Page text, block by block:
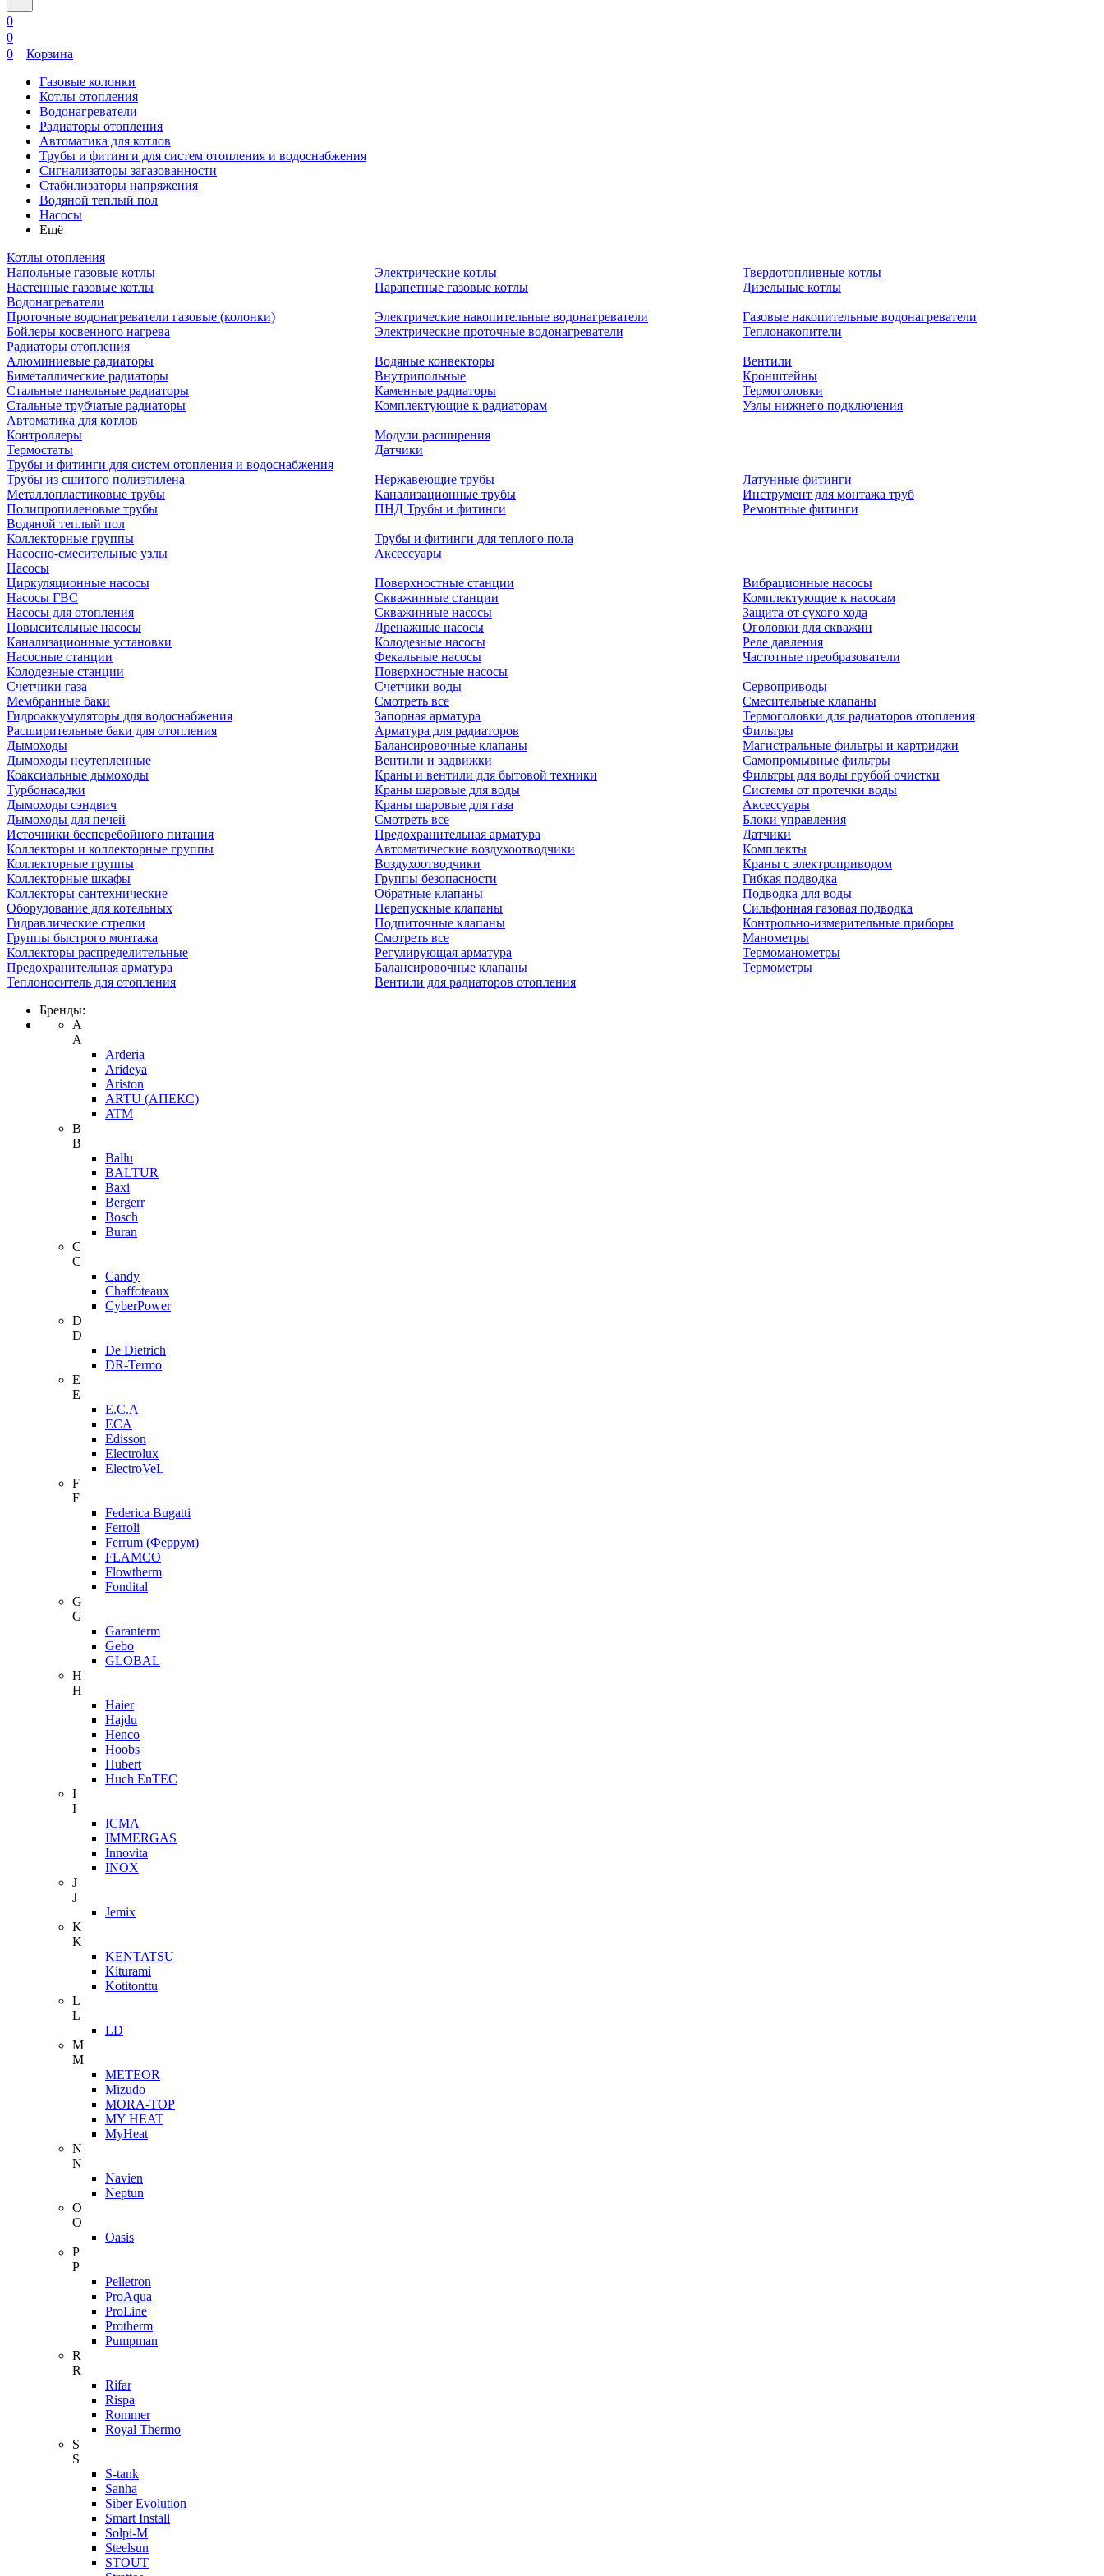
0
0
0
Корзина
Газовые колонки
Котлы отопления
Водонагреватели
Радиаторы отопления
Автоматика для котлов
Трубы и фитинги для систем отопления и водоснабжения
Сигнализаторы загазованности
Стабилизаторы напряжения
Водяной теплый пол
Насосы
Ещё
Котлы отопления
Напольные газовые котлы
Настенные газовые котлы
Электрические котлы
Парапетные газовые котлы
Твердотопливные котлы
Дизельные котлы
Водонагреватели
Проточные водонагреватели газовые (колонки)
Бойлеры косвенного нагрева
Электрические накопительные водонагреватели
Электрические проточные водонагреватели
Газовые накопительные водонагреватели
Теплонакопители
Радиаторы отопления
Алюминиевые радиаторы
Биметаллические радиаторы
Стальные панельные радиаторы
Стальные трубчатые радиаторы
Водяные конвекторы
Внутрипольные
Каменные радиаторы
Комплектующие к радиаторам
Вентили
Кронштейны
Термоголовки
Узлы нижнего подключения
Автоматика для котлов
Контроллеры
Термостаты
Модули расширения
Датчики
Трубы и фитинги для систем отопления и водоснабжения
Трубы из сшитого полиэтилена
Металлопластиковые трубы
Полипропиленовые трубы
Нержавеющие трубы
Канализационные трубы
ПНД Трубы и фитинги
Латунные фитинги
Инструмент для монтажа труб
Ремонтные фитинги
Водяной теплый пол
Коллекторные группы
Насосно-смесительные узлы
Трубы и фитинги для теплого пола
Аксессуары
Насосы
Циркуляционные насосы
Насосы ГВС
Насосы для отопления
Повысительные насосы
Канализационные установки
Насосные станции
Колодезные станции
Поверхностные станции
Скважинные станции
Скважинные насосы
Дренажные насосы
Колодезные насосы
Фекальные насосы
Поверхностные насосы
Вибрационные насосы
Комплектующие к насосам
Защита от сухого хода
Оголовки для скважин
Реле давления
Частотные преобразователи
Счетчики газа
Мембранные баки
Гидроаккумуляторы для водоснабжения
Расширительные баки для отопления
Дымоходы
Дымоходы неутепленные
Коаксиальные дымоходы
Турбонасадки
Дымоходы сэндвич
Дымоходы для печей
Источники бесперебойного питания
Коллекторы и коллекторные группы
Коллекторные группы
Коллекторные шкафы
Коллекторы сантехнические
Оборудование для котельных
Гидравлические стрелки
Группы быстрого монтажа
Коллекторы распределительные
Предохранительная арматура
Теплоноситель для отопления
Счетчики воды
Смотреть все
Запорная арматура
Арматура для радиаторов
Балансировочные клапаны
Вентили и задвижки
Краны и вентили для бытовой техники
Краны шаровые для воды
Краны шаровые для газа
Смотреть все
Предохранительная арматура
Автоматические воздухоотводчики
Воздухоотводчики
Группы безопасности
Обратные клапаны
Перепускные клапаны
Подпиточные клапаны
Смотреть все
Регулирующая арматура
Балансировочные клапаны
Вентили для радиаторов отопления
Сервоприводы
Смесительные клапаны
Термоголовки для радиаторов отопления
Фильтры
Магистральные фильтры и картриджи
Самопромывные фильтры
Фильтры для воды грубой очистки
Системы от протечки воды
Аксессуары
Блоки управления
Датчики
Комплекты
Краны с электроприводом
Гибкая подводка
Подводка для воды
Сильфонная газовая подводка
Контрольно-измерительные приборы
Манометры
Термоманометры
Термометры
Бренды:
A
A
Arderia
Arideya
Ariston
ARTU (АПЕКС)
ATM
B
B
Ballu
BALTUR
Baxi
Bergerr
Bosch
Buran
C
C
Candy
Chaffoteaux
CyberPower
D
D
De Dietrich
DR-Termo
E
E
E.C.A
ECA
Edisson
Electrolux
ElectroVeL
F
F
Federica Bugatti
Ferroli
Ferrum (Феррум)
FLAMCO
Flowtherm
Fondital
G
G
Garanterm
Gebo
GLOBAL
H
H
Haier
Hajdu
Henco
Hoobs
Hubert
Huch EnTEC
I
I
ICMA
IMMERGAS
Innovita
INOX
J
J
Jemix
K
K
KENTATSU
Kiturami
Kotitonttu
L
L
LD
M
M
METEOR
Mizudo
MORA-TOP
MY HEAT
MyHeat
N
N
Navien
Neptun
O
O
Oasis
P
P
Pelletron
ProAqua
ProLine
Protherm
Pumpman
R
R
Rifar
Rispa
Rommer
Royal Thermo
S
S
S-tank
Sanha
Siber Evolution
Smart Install
Solpi-M
Steelsun
STOUT